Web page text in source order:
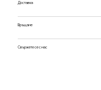
Доставка
Връщане
Свържете се с нас